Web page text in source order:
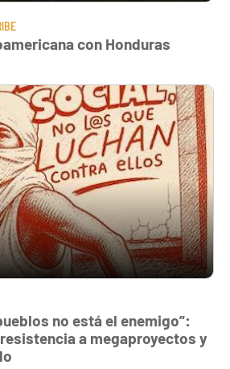
con Honduras
no está el enemigo”:
a megaproyectos y